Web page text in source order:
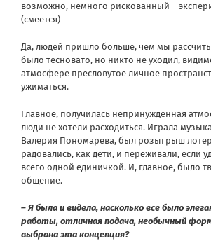
возможно, немного рискованный –
(смеется)
Да, людей пришло больше, чем мы
было тесновато, но никто не уходил,
атмосфере пресловутое личное
ужиматься.
Главное, получилась непринужденная
люди не хотели расходиться. Играла
Валерия Пономарева, был розыгрыш
радовались, как дети, и переживали, если
всего одной единичкой. И, главное, было
общение.
– Я была и видела, насколько все было
работы, отличная подача, необычный
выбрана эта концепция?